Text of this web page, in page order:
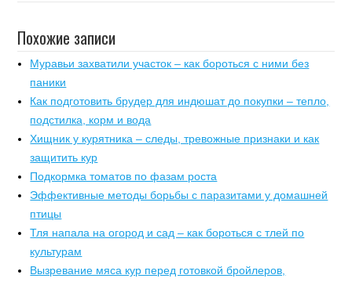
Похожие записи
Муравьи захватили участок – как бороться с ними без
паники
Как подготовить брудер для индюшат до покупки – тепло,
подстилка, корм и вода
Хищник у курятника – следы, тревожные признаки и как
защитить кур
Подкормка томатов по фазам роста
Эффективные методы борьбы с паразитами у домашней
птицы
Тля напала на огород и сад – как бороться с тлей по
культурам
Вызревание мяса кур перед готовкой бройлеров,